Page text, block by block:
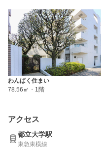
わんぱく住まい
78.56㎡ ・ 1階
アクセス
都立大学駅
東急東横線